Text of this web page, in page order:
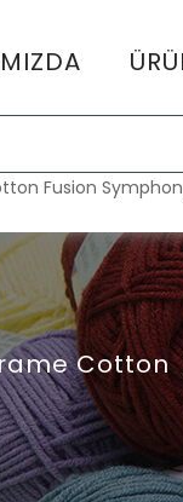
Fusion
Cotton